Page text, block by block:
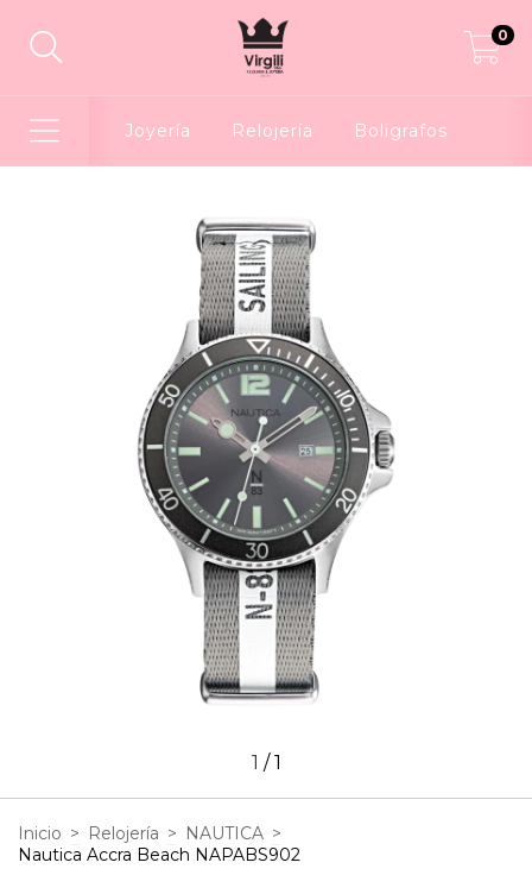
0
Joyería Relojería Boligrafos
1 /1
Inicio > Relojería > NAUTICA >
Nautica Accra Beach NAPABS902